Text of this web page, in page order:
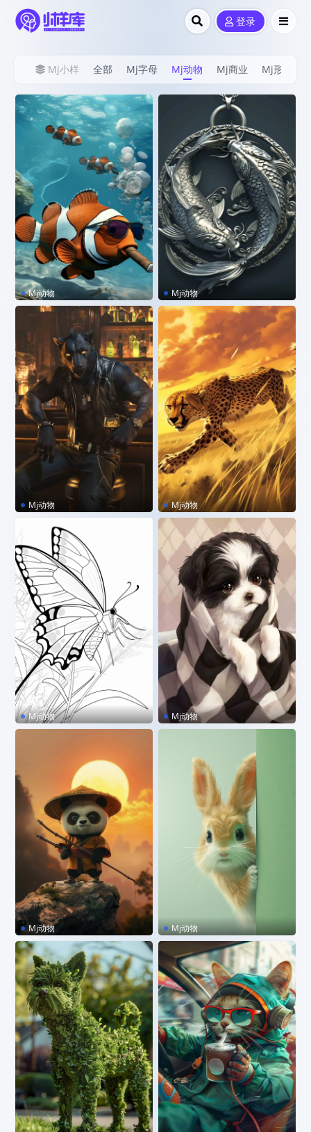
登录
Mj小样 全部 Mj字母 Mj动物 Mj商业 Mj形象
Mj动物
MJ咒语｜社会鱼哥
Mj动物
MJ咒语｜年年有鱼
Mj动物
MJ咒语｜酷酷的豹男
Mj动物
MJ咒语｜草原上奔跑的猎豹
Mj动物
MJ咒语｜蝴蝶飞翔灰页
Mj动物
MJ咒语｜毛茸茸的小狗躺在
Mj动物
MJ咒语｜侠客熊猫
Mj动物
MJ咒语｜侧看的小动物